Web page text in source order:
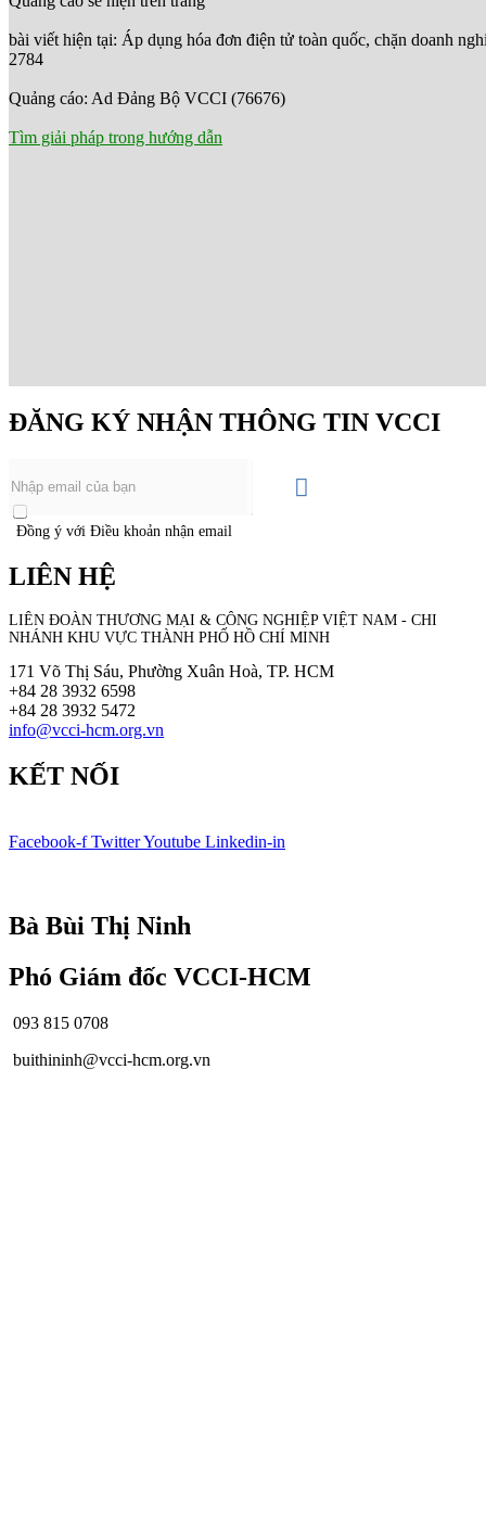
bài viết hiện tại: Áp dụng hóa đơn điện tử toàn quốc, chặn doanh
2784
Quảng cáo: Ad Đảng Bộ VCCI (76676)
Tìm giải pháp trong hướng dẫn
ĐĂNG KÝ NHẬN THÔNG TIN VCCI
Đồng ý với Điều khoản nhận email
LIÊN HỆ
LIÊN ĐOÀN THƯƠNG MẠI & CÔNG NGHIỆPVIỆT NAM - CHI
NHÁNH KHU VỰC THÀNH PHỐ HỒ CHÍ MINH
171 Võ Thị Sáu, Phường Xuân Hoà, TP. HCM
+84 28 3932 6598
+84 28 3932 5472
info@vcci-hcm.org.vn
KẾT NỐI
Facebook-f TwitterYoutube Linkedin-in
Bà Bùi Thị Ninh
Phó Giám đốc VCCI-HCM
093 815 0708
buithininh@vcci-hcm.org.vn